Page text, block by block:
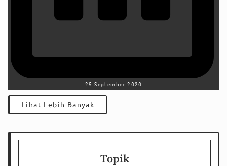
25 September 2020
Lihat Lebih Banyak
Topik